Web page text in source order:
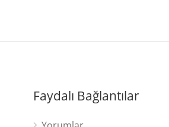
Faydalı Bağlantılar